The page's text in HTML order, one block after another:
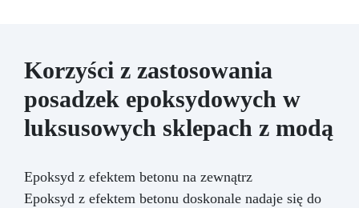
Korzyści z zastosowania
posadzek epoksydowych w
luksusowych sklepach z modą
Epoksyd z efektem betonu na zewnątrz
Epoksyd z efektem betonu doskonale nadaje się do